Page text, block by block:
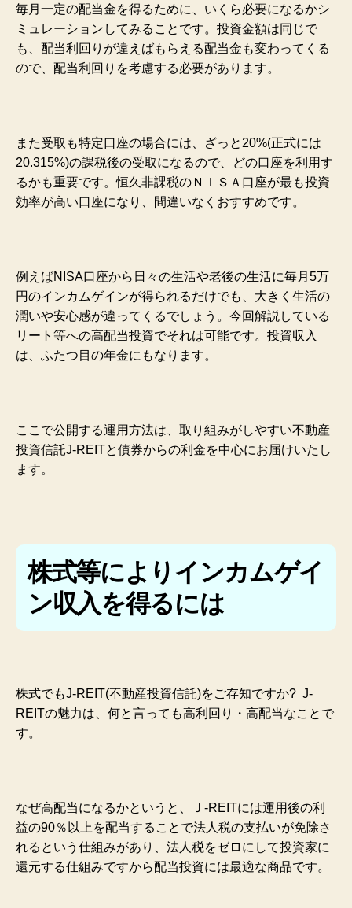
毎月一定の配当金を得るために、いくら必要になるかシ
ミュレーションしてみることです。 投資金額は同じで
も、配当利回りが違えばもらえる配当金も変わってくる
ので、 配当利回りを考慮する必要があります。
また受取も特定口座の場合には、ざっと20%(正式には
20.315%)の課税後の受取になるので、どの口座を利用す
るかも重要です。恒久非課税のＮＩＳＡ口座が最も投資
効率が高い口座になり、間違いなくおすすめです。
例えばNISA口座から日々の生活や老後の生活に毎月5万
円のインカムゲインが得られるだけでも、大きく生活の
潤いや安心感が違ってくるでしょう。今回解説している
リート等への高配当投資でそれは可能です。投資収入
は、ふたつ目の年金にもなります。
ここで公開する運用方法は、取り組みがしやすい不動産
投資信託J-REITと債券からの利金を中心にお届けいたし
ます。
株式等によりインカムゲイ
ン収入を得るには
株式でもJ-REIT(不動産投資信託)をご存知ですか? J-
REITの魅力は、何と言っても高利回り・高配当なことで
す。
なぜ高配当になるかというと、Ｊ-REITには運用後の利
益の90％以上を配当することで法人税の支払いが免除さ
れるという仕組みがあり、法人税をゼロにして投資家に
還元する仕組みですから配当投資には最適な商品です。